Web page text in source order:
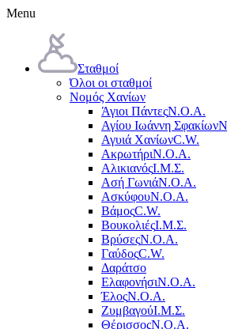
Menu
Σταθμοί
Όλοι οι σταθμοί
Νομός Χανίων
Άγιοι ΠάντεςΝ.Ο.Α.
Αγίου Ιωάννη Σφακίων
Αγυιά ΧανίωνC.W.
ΑκρωτήριΝ.Ο.Α.
ΑλικιανόςΙ.Μ.Σ.
Ασή ΓωνιάΝ.Ο.Α.
ΑσκύφουΝ.Ο.Α.
ΒάμοςC.W.
ΒουκολιέςΙ.Μ.Σ.
ΒρύσεςΝ.Ο.Α.
ΓαύδοςC.W.
Δαράτσο
ΕλαφονήσιΝ.Ο.Α.
ΈλοςΝ.Ο.Α.
ΖυμβαγούΙ.Μ.Σ.
ΘέρισσοςΝ.Ο.Α.